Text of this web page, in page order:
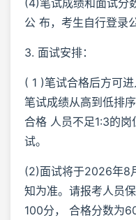
公 布，考生自行登录
3. 面试安排：
( 1 )笔试合格后方可
笔试成绩从高到低排
合格 人员不足1:3的
试。
(2)面试将于2026年8
知为准。请报考人员
100分， 合格分数为60